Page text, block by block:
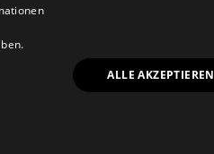
ALLE AKZEPTIEREN